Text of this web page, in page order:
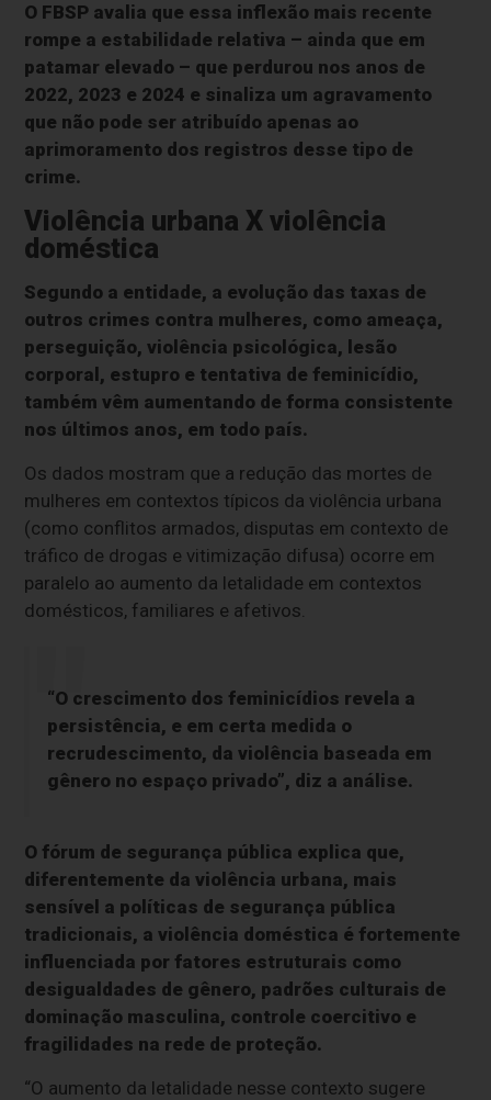
O FBSP avalia que essa inflexão mais recente
rompe a estabilidade relativa – ainda que em
patamar elevado – que perdurou nos anos de
2022, 2023 e 2024 e sinaliza um agravamento
que não pode ser atribuído apenas ao
aprimoramento dos registros desse tipo de
crime.
Violência urbana X violência
doméstica
Segundo a entidade, a evolução das taxas de
outros crimes contra mulheres, como ameaça,
perseguição, violência psicológica, lesão
corporal, estupro e tentativa de feminicídio,
também vêm aumentando de forma consistente
nos últimos anos, em todo país.
Os dados mostram que a redução das mortes de
mulheres em contextos típicos da violência urbana
(como conflitos armados, disputas em contexto de
tráfico de drogas e vitimização difusa) ocorre em
paralelo ao aumento da letalidade em contextos
domésticos, familiares e afetivos.
“O crescimento dos feminicídios revela a
persistência, e em certa medida o
recrudescimento, da violência baseada em
gênero no espaço privado”, diz a análise.
O fórum de segurança pública explica que,
diferentemente da violência urbana, mais
sensível a políticas de segurança pública
tradicionais, a violência doméstica é fortemente
influenciada por fatores estruturais como
desigualdades de gênero, padrões culturais de
dominação masculina, controle coercitivo e
fragilidades na rede de proteção.
“O aumento da letalidade nesse contexto sugere